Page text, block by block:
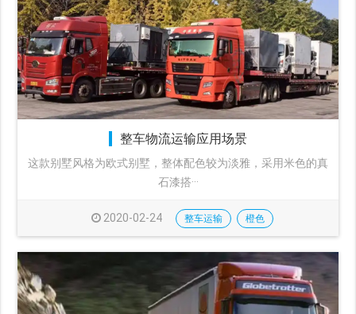
整车物流运输应用场景
这款别墅风格为欧式别墅，整体配色较为淡雅，采用米色的真
石漆搭···
2020-02-24 整车运输 橙色